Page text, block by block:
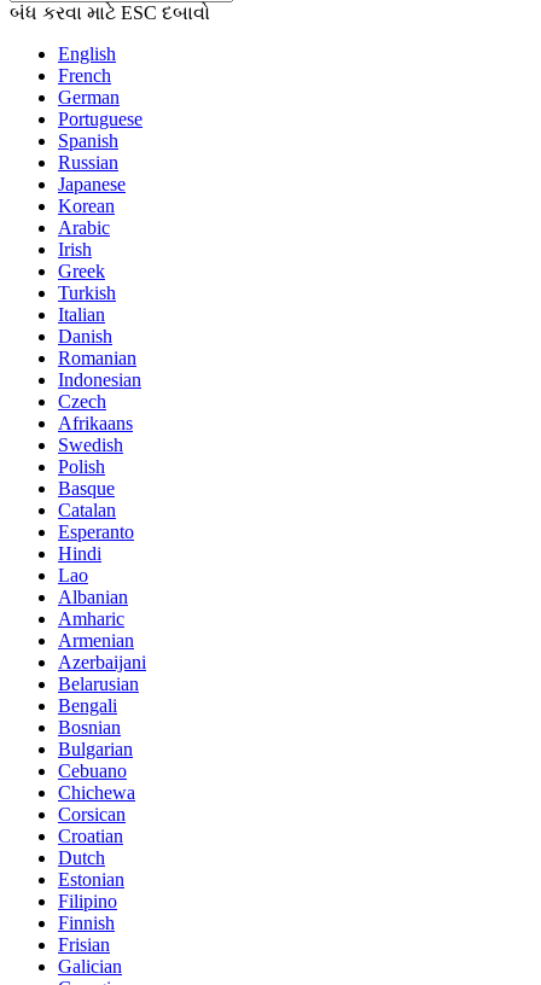
બંધ કરવા માટે ESC દબાવો
English
French
German
Portuguese
Spanish
Russian
Japanese
Korean
Arabic
Irish
Greek
Turkish
Italian
Danish
Romanian
Indonesian
Czech
Afrikaans
Swedish
Polish
Basque
Catalan
Esperanto
Hindi
Lao
Albanian
Amharic
Armenian
Azerbaijani
Belarusian
Bengali
Bosnian
Bulgarian
Cebuano
Chichewa
Corsican
Croatian
Dutch
Estonian
Filipino
Finnish
Frisian
Galician